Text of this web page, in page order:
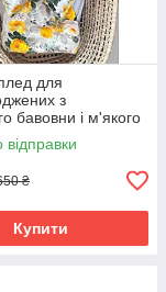
для
з
бавовни і м'якого
утеплювача) BST
відправки
₴
Купити